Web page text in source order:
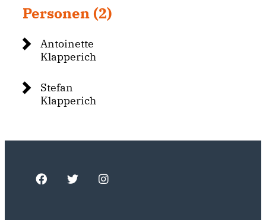
Personen (2)
Antoinette
Klapperich
Stefan
Klapperich